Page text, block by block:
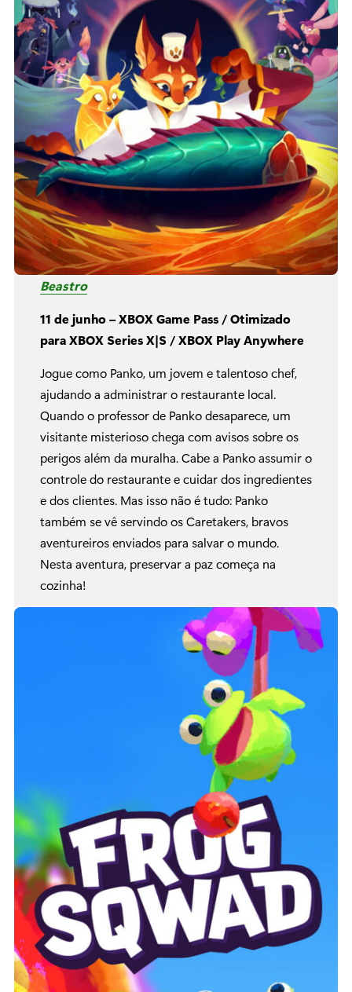
Beastro
11 de junho – XBOX Game Pass / Otimizado
para XBOX Series X|S / XBOX Play Anywhere
Jogue como Panko, um jovem e talentoso chef,
ajudando a administrar o restaurante local.
Quando o professor de Panko desaparece, um
visitante misterioso chega com avisos sobre os
perigos além da muralha. Cabe a Panko assumir o
controle do restaurante e cuidar dos ingredientes
e dos clientes. Mas isso não é tudo: Panko
também se vê servindo os Caretakers, bravos
aventureiros enviados para salvar o mundo.
Nesta aventura, preservar a paz começa na
cozinha!